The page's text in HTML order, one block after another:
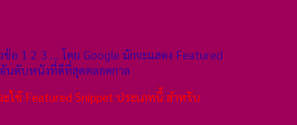
อ 1 2 3 … โดย Google มักจะแสดง Featured
นดับหนังที่ดีที่สุดตลอดกาล
ใช้ Featured Snippet ประเภทนี้ สำหรับ